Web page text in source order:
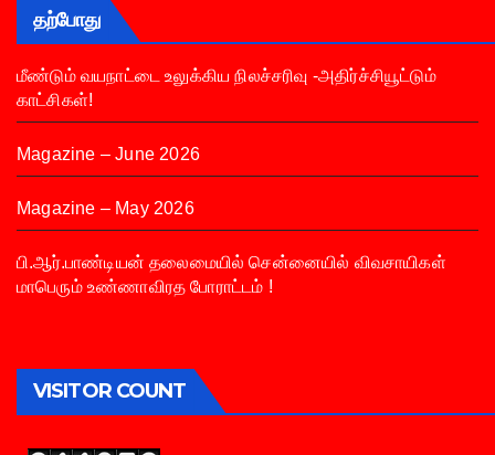
தற்போது
மீண்டும் வயநாட்டை உலுக்கிய நிலச்சரிவு -அதிர்ச்சியூட்டும்
காட்சிகள்!
Magazine – June 2026
Magazine – May 2026
பி.ஆர்.பாண்டியன் தலைமையில் சென்னையில் விவசாயிகள்
மாபெரும் உண்ணாவிரத போராட்டம் !
VISITOR COUNT